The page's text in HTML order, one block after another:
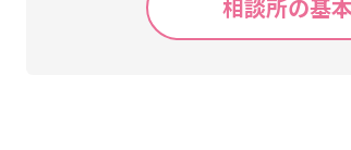
相談所の基